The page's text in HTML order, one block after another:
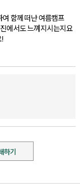
함께 떠난 여름캠프
에서도 느껴지시는지요
!
하기